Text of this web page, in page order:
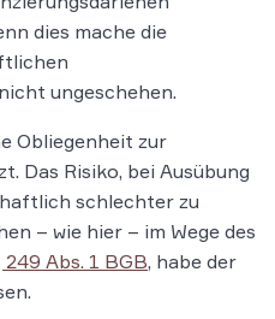
dies mache die
ungeschehen.
Obliegenheit zur
Das Risiko, bei Ausübung
schlechter zu
– wie hier – im Wege des
249 Abs. 1 BGB, habe der